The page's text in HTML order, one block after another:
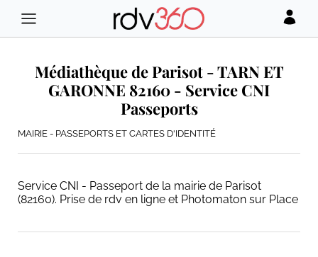
Médiathèque de Parisot - TARN ET
GARONNE 82160 - Service CNI
Passeports
MAIRIE - PASSEPORTS ET CARTES D'IDENTITÉ
Service CNI - Passeport de la mairie de Parisot
(82160). Prise de rdv en ligne et Photomaton sur Place